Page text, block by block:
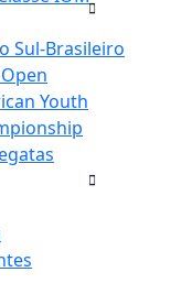
Sul-Brasileiro
Youth